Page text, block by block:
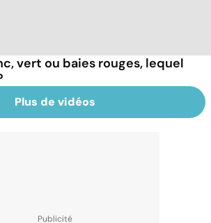
vert ou baies rouges, lequel
Plus de vidéos